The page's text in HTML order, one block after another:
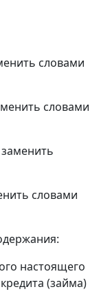
словами
словами
словами
настоящего
(займа)